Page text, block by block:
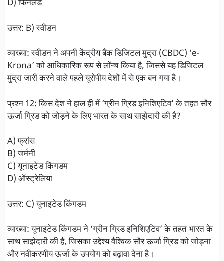
D) फिनलैंड
उत्तर: B) स्वीडन
व्याख्या: स्वीडन ने अपनी केंद्रीय बैंक डिजिटल मुद्रा (CBDC) ‘e-
Krona’ को आधिकारिक रूप से लॉन्च किया है, जिससे यह डिजिटल
मुद्रा जारी करने वाले पहले यूरोपीय देशों में से एक बन गया है।
प्रश्न 12: किस देश ने हाल ही में ‘ग्रीन ग्रिड इनिशिएटिव’ के तहत सौर
ऊर्जा ग्रिड को जोड़ने के लिए भारत के साथ साझेदारी की है?
A) फ्रांस
B) जर्मनी
C) यूनाइटेड किंगडम
D) ऑस्ट्रेलिया
उत्तर: C) यूनाइटेड किंगडम
व्याख्या: यूनाइटेड किंगडम ने ‘ग्रीन ग्रिड इनिशिएटिव’ के तहत भारत के
साथ साझेदारी की है, जिसका उद्देश्य वैश्विक सौर ऊर्जा ग्रिड को जोड़ना
और नवीकरणीय ऊर्जा के उपयोग को बढ़ावा देना है।